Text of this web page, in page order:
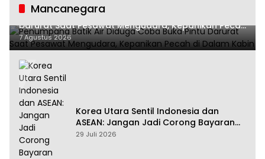
Mancanegara
Penumpang Batik Air Diduga Coba Buka Pintu
Darurat Saat Pesawat Mengudara, Kepanikan Pecah
di Dalam Kabin
7 Agustus 2026
Korea Utara Sentil Indonesia dan
ASEAN: Jangan Jadi Corong Bayaran
Amerika Serikat
29 Juli 2026